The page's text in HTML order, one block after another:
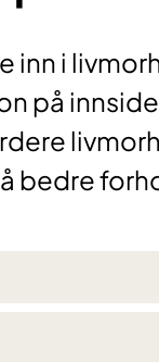
inn i
på
bedre